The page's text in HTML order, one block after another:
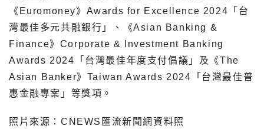
《Euromoney》Awards for Excellence 2024「台
灣最佳多元共融銀行」、《Asian Banking &
Finance》Corporate & Investment Banking
Awards 2024「台灣最佳年度支付倡議」及《The
Asian Banker》Taiwan Awards 2024「台灣最佳普
惠金融專案」等獎項。
照片來源：CNEWS匯流新聞網資料照